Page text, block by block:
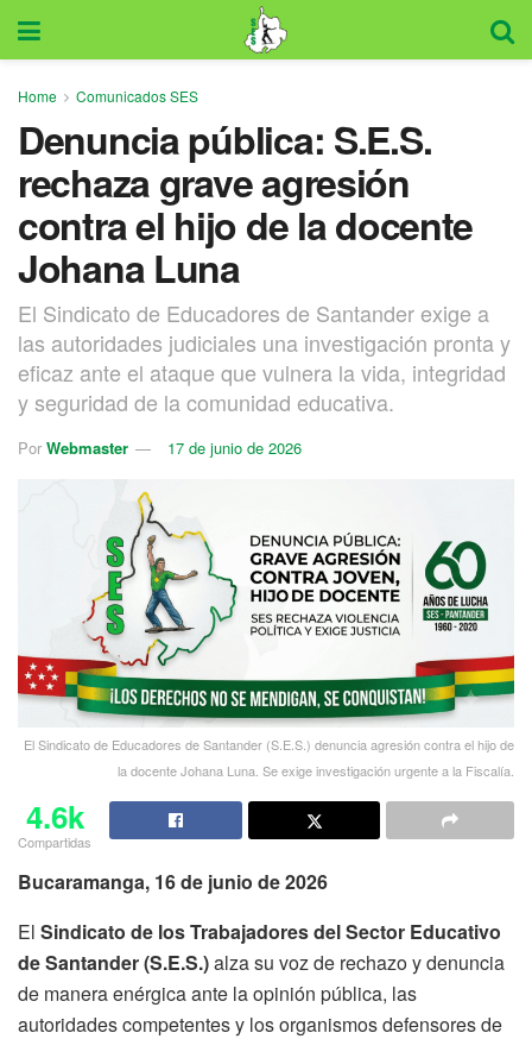
Home Comunicados SES
Denuncia pública: S.E.S.
rechaza grave agresión
contra el hijo de la docente
Johana Luna
El Sindicato de Educadores de Santander exige a
las autoridades judiciales una investigación pronta y
eficaz ante el ataque que vulnera la vida, integridad
y seguridad de la comunidad educativa.
Por Webmaster 17 de junio de 2026
El Sindicato de Educadores de Santander (S.E.S.) denuncia agresión contra el hijo de
la docente Johana Luna. Se exige investigación urgente a la Fiscalía.
4.6k
Compartidas
Bucaramanga, 16 de junio de 2026
El Sindicato de los Trabajadores del Sector Educativo
de Santander (S.E.S.)alza su voz de rechazo y denuncia
de manera enérgica ante la opinión pública, las
autoridades competentes y los organismos defensores de